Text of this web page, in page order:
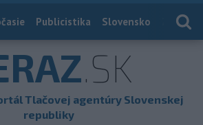
Publicistika Slovensko
.SK
Tlačovej agentúry Slovenskej
republiky